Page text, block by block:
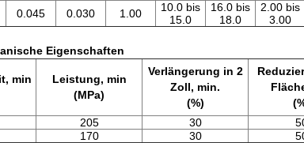
0.045 0.030 1.00
10.0 bis
15.0
16.0 bis
18.0
2.00 bis
3.00
Eigenschaften
min
Leistung, min
(MPa)
Verlängerung in 2
Zoll, min.
(%)
205 30
170 30